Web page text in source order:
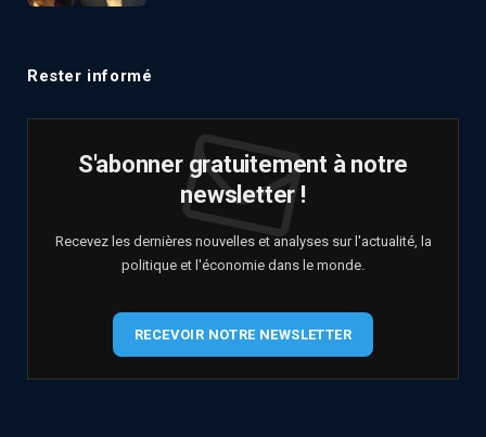
Rester informé
S'abonner gratuitement à notre
newsletter !
Recevez les dernières nouvelles et analyses sur l'actualité, la
politique et l'économie dans le monde.
RECEVOIR NOTRE NEWSLETTER